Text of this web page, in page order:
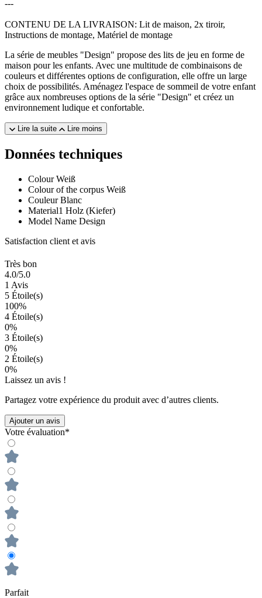
---
CONTENU DE LA LIVRAISON: Lit de maison, 2x tiroir,
Instructions de montage, Matériel de montage
La série de meubles "Design" propose des lits de jeu en forme de
maison pour les enfants. Avec une multitude de combinaisons de
couleurs et différentes options de configuration, elle offre un large
choix de possibilités. Aménagez l'espace de sommeil de votre enfant
grâce aux nombreuses options de la série "Design" et créez un
environnement ludique et confortable.
Lire la suite Lire moins
Données techniques
Colour Weiß
Colour of the corpus Weiß
Couleur Blanc
Material1 Holz (Kiefer)
Model Name Design
Satisfaction client et avis
Très bon
4.0/5.0
1 Avis
5 Étoile(s)
100%
4 Étoile(s)
0%
3 Étoile(s)
0%
2 Étoile(s)
0%
Laissez un avis !
Partagez votre expérience du produit avec d’autres clients.
Ajouter un avis
Votre évaluation*
Parfait